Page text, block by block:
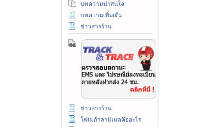
บทความน่าสนใจ
บทความเพิ่มเติม
ข่าวสารร้าน
ข่าวสารร้าน
โฟเมก้าลามิเนตคืออะไร